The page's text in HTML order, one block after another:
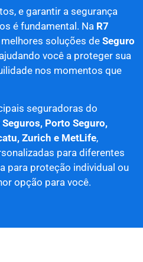
e garantir a segurança
é fundamental. Na R7
soluções de Seguro
você a proteger sua
nos momentos que
seguradoras do
Porto Seguro,
Zurich e MetLife,
para diferentes
para proteção individual ou
opção para você.